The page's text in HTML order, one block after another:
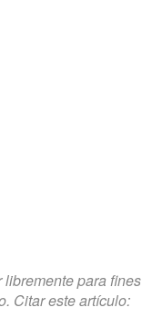
para fines
Citar este artículo: